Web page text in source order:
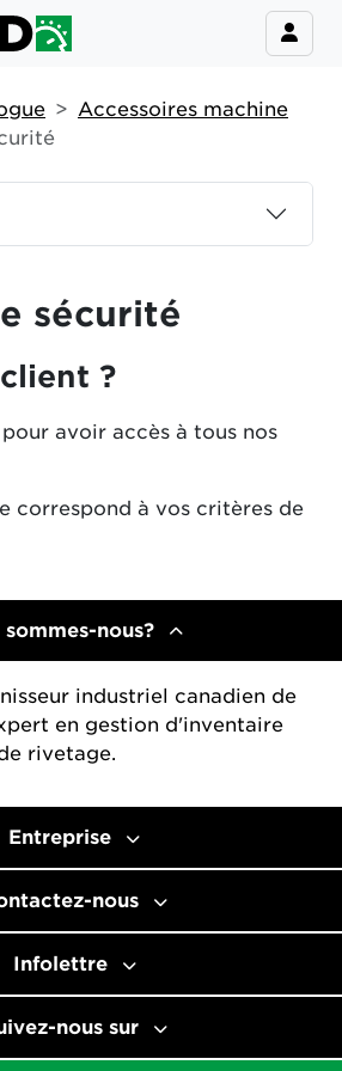
Accessoires machine
sécurité
?
pour avoir accès à tous nos
correspond à vos critères de
sommes-nous?
industriel canadien de
en gestion d'inventaire
rivetage.
Entreprise
nous
Infolettre
nous sur